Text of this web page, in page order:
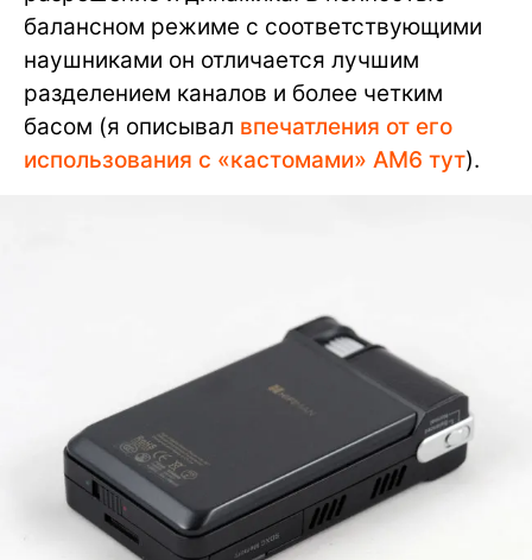
балансном режиме с соответствующими
наушниками он отличается лучшим
разделением каналов и более четким
басом (я описывал впечатления от его
использования с «кастомами» AM6 тут).